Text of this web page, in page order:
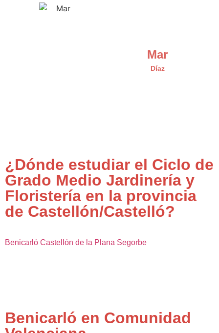
Mar
Díaz
¿Dónde estudiar el Ciclo de
Grado Medio Jardinería y
Floristería en la provincia
de Castellón/Castelló?
Benicarló Castellón de la Plana Segorbe
Benicarló en Comunidad